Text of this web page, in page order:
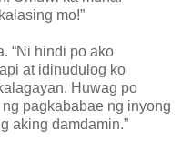
mo!”
“Ni hindi po ako
at idinudulog ko
Huwag po
pagkababae ng inyong
aking damdamin.”